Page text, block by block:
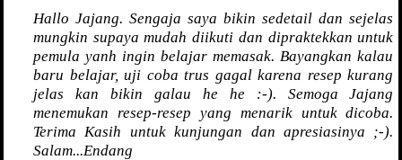
Hallo Jajang. Sengaja saya bikin sedetail dan sejelas
mungkin supaya mudah diikuti dan dipraktekkan untuk
pemula yanh ingin belajar memasak. Bayangkan kalau
baru belajar, uji coba trus gagal karena resep kurang
jelas kan bikin galau he he :-). Semoga Jajang
menemukan resep-resep yang menarik untuk dicoba.
Terima Kasih untuk kunjungan dan apresiasinya ;-).
Salam...Endang